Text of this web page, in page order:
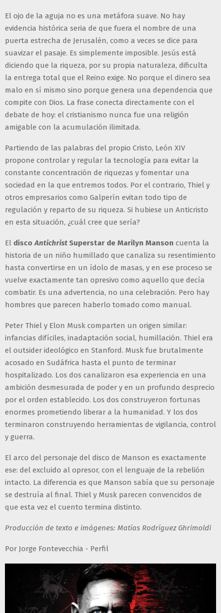
El ojo de la aguja no es una metáfora suave. No hay
evidencia histórica seria de que fuera el nombre de una
puerta estrecha de Jerusalén, como a veces se dice para
suavizar el pasaje. Es simplemente imposible. Jesús está
diciendo que la riqueza, por su propia naturaleza, dificulta
la entrega total que el Reino exige. No porque el dinero sea
malo en sí mismo sino porque genera una dependencia que
compite con Dios. La frase conecta directamente con el
debate de hoy: el cristianismo nunca fue una religión
amigable con la acumulación ilimitada.
Partiendo de las palabras del propio Cristo, León XIV
propone controlar y regular la tecnología para evitar la
constante concentración de riquezas y fomentar una
sociedad en la que entremos todos. Por el contrario, Thiel y
otros empresarios como Galperín evitan todo tipo de
regulación y reparto de su riqueza. Si hubiese un Anticristo
en esta situación, ¿cuál cree que sería?
El discoAntichrist Superstar de Marilyn Manson cuenta la
historia de un niño humillado que canaliza su resentimiento
hasta convertirse en un ídolo de masas, y en ese proceso se
vuelve exactamente tan opresivo como aquello que decía
combatir. Es una advertencia, no una celebración. Pero hay
hombres que parecen haberlo tomado como manual.
Peter Thiel y Elon Musk comparten un origen similar:
infancias difíciles, inadaptación social, humillación. Thiel era
el outsider ideológico en Stanford. Musk fue brutalmente
acosado en Sudáfrica hasta el punto de terminar
hospitalizado. Los dos canalizaron esa experiencia en una
ambición desmesurada de poder y en un profundo desprecio
por el orden establecido. Los dos construyeron fortunas
enormes prometiendo liberar a la humanidad. Y los dos
terminaron construyendo herramientas de vigilancia, control
y guerra.
El arco del personaje del disco de Manson es exactamente
ese: del excluido al opresor, con el lenguaje de la rebelión
intacto. La diferencia es que Manson sabía que su personaje
se destruía al final. Thiel y Musk parecen convencidos de
que esta vez el cuento termina distinto.
Producción de texto e imágenes: Matías Rodríguez Ghrimoldi
Por Jorge Fontevecchia - Perfil